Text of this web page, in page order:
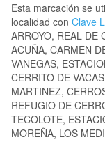
Esta marcación se
localidad con Clave
ARROYO, REAL DE
ACUÑA, CARMEN
VANEGAS,
CERRITO DE
MARTINEZ,
REFUGIO DE
TECOLOTE,
MOREÑA, LOS